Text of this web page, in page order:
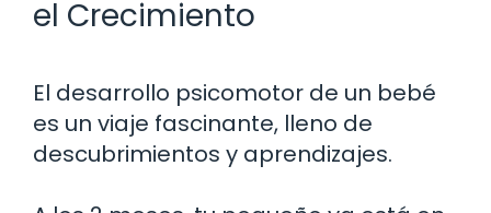
el Crecimiento
El desarrollo psicomotor de un bebé
es un viaje fascinante, lleno de
descubrimientos y aprendizajes.